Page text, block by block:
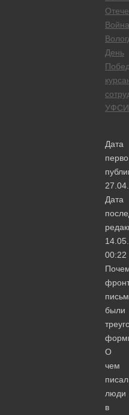
Война
День
Дата
Дата
00:22
были
О
чем
люди
в